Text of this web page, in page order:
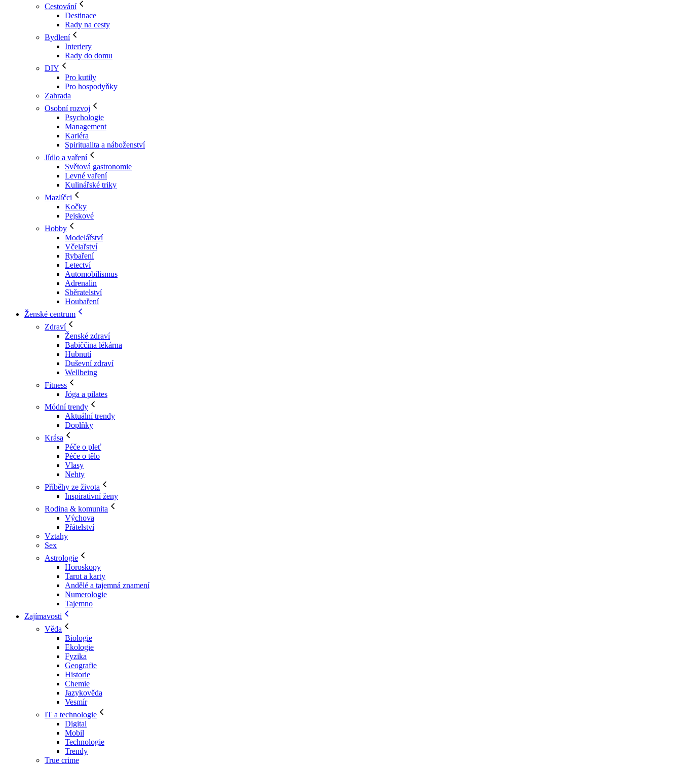
Cestování
Destinace
Rady na cesty
Bydlení
Interiery
Rady do domu
DIY
Pro kutily
Pro hospodyňky
Zahrada
Osobní rozvoj
Psychologie
Management
Kariéra
Spiritualita a náboženství
Jídlo a vaření
Světová gastronomie
Levné vaření
Kulinářské triky
Mazlíčci
Kočky
Pejskové
Hobby
Modelářství
Včelařství
Rybaření
Letectví
Automobilismus
Adrenalin
Sběratelství
Houbaření
Ženské centrum
Zdraví
Ženské zdraví
Babiččina lékárna
Hubnutí
Duševní zdraví
Wellbeing
Fitness
Jóga a pilates
Módní trendy
Aktuální trendy
Doplňky
Krása
Péče o pleť
Péče o tělo
Vlasy
Nehty
Příběhy ze života
Inspirativní ženy
Rodina & komunita
Výchova
Přátelství
Vztahy
Sex
Astrologie
Horoskopy
Tarot a karty
Andělé a tajemná znamení
Numerologie
Tajemno
Zajímavosti
Věda
Biologie
Ekologie
Fyzika
Geografie
Historie
Chemie
Jazykověda
Vesmír
IT a technologie
Digital
Mobil
Technologie
Trendy
True crime